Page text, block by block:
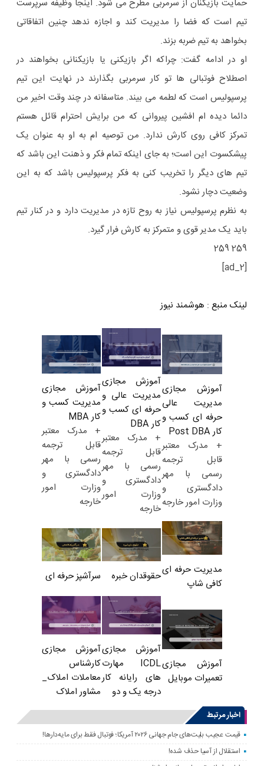
حمایت بازیکنان از سرمربی مطرح می شود. اینجا وظیفه سرپرست
تیم است که فضا را مدیریت کند و اجازه ندهد چنین اتفاقاتی
بخواهد به تیم ضربه بزند.
او در ادامه گفت: چراکه اگر بازیکنی یا بازیکنانی بخواهند در
اصطلاح فوتبالی ها تو کار سرمربی بگذارند در نهایت این تیم
پرسپولیس است که لطمه می بیند. متاسفانه در چند وقت اخیر من
دائما دیده ام افشین پیروانی که من برایش احترام قائل هستم
تمرکز کافی روی کارش ندارد. من توصیه ام به او به عنوان یک
پیشکسوت این است؛ به جای اینکه تمام فکر و ذهنت این باشد که
تیم های دیگر را تخریب کنی به فکر پرسپولیس باشد که به این
وضعیت دچار نشود.
به نظرم پرسپولیس نیاز به روح تازه در مدیریت دارد و در کنار تیم
باید یک مدیر قوی و متمرکز به کارش فرار گیرد.
259 259
[ad_2]
لینک منبع : هوشمند نیوز
آموزش مجازی
مدیریت عالی
حرفه ای کسب و
کار Post DBA
+ مدرک معتبر
قابل ترجمه
رسمی با مهر
دادگستری و
وزارت امور خارجه
آموزش مجازی
مدیریت عالی و
حرفه ای کسب و
کار DBA
+ مدرک معتبر
قابل ترجمه
رسمی با مهر
دادگستری و
وزارت امور
خارجه
آموزش مجازی
مدیریت کسب و
کار MBA
+ مدرک معتبر
قابل ترجمه
رسمی با مهر
دادگستری و
وزارت امور
خارجه
مدیریت حرفه ای
کافی شاپ
حقوقدان خبره سرآشپز حرفه ای
آموزش مجازی
تعمیرات موبایل
آموزش مجازی
ICDL مهارت
های رایانه کار
درجه یک و دو
آموزش مجازی
کارشناس
معاملات املاک_
مشاور املاک
اخبار مرتبط
قیمت عجیب بلیت‌های جام جهانی ۲۰۲۶ آمریکا؛ فوتبال فقط برای مایه‌دارها!
استقلال از آسیا حذف شده!